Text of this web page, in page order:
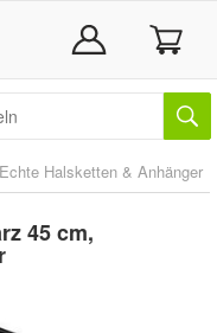
Echte Halsketten & Anhänger
45 cm,